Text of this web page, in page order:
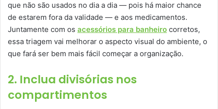
que não são usados no dia a dia — pois há maior chance
de estarem fora da validade — e aos medicamentos.
Juntamente com os acessórios para banheiro corretos,
essa triagem vai melhorar o aspecto visual do ambiente, o
que fará ser bem mais fácil começar a organização.
2. Inclua divisórias nos
compartimentos